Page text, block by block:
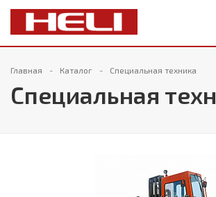
Главная Каталог Специальная техника
Специальная